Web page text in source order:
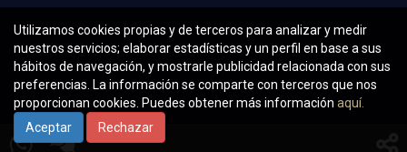
Utilizamos cookies propias y de terceros para analizar y medir
nuestros servicios; elaborar estadísticas y un perfil en base a sus
hábitos de navegación, y mostrarle publicidad relacionada con sus
preferencias. La información se comparte con terceros que nos
proporcionan cookies. Puedes obtener más información aquí.
Aceptar
Rechazar